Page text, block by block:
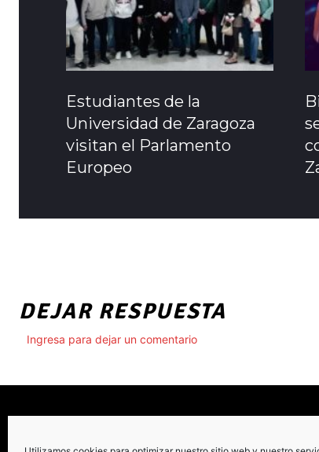
Estudiantes de la
Universidad de Zaragoza
visitan el Parlamento
Europeo
DEJAR RESPUESTA
Ingresa para dejar un comentario